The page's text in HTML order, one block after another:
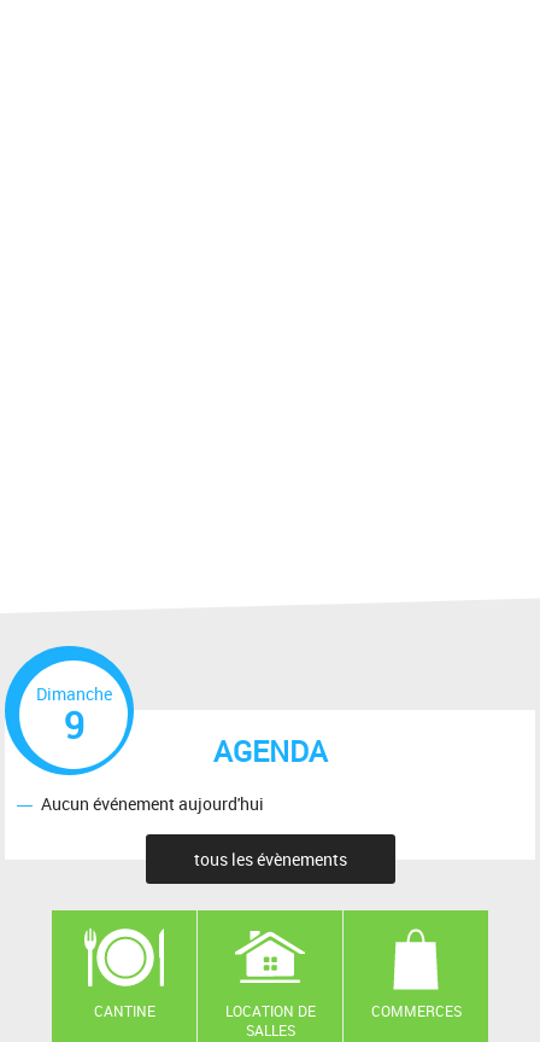
AGENDA
Dimanche
9
Aucun événement aujourd'hui
tous les évènements
CANTINE
LOCATION DE
SALLES
COMMERCES